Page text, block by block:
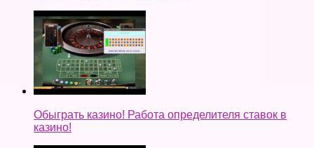
Обыграть казино! Работа определителя ставок в
казино!